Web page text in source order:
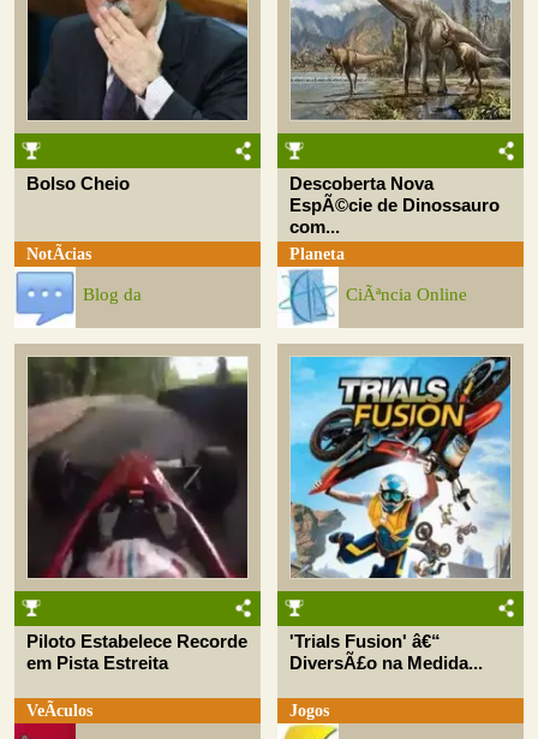
Bolso Cheio
NotÃ­cias
Blog da
Descoberta Nova
EspÃ©cie de Dinossauro
com...
Planeta
CiÃªncia Online
Piloto Estabelece Recorde
em Pista Estreita
VeÃ­culos
'Trials Fusion' â€“
DiversÃ£o na Medida...
Jogos